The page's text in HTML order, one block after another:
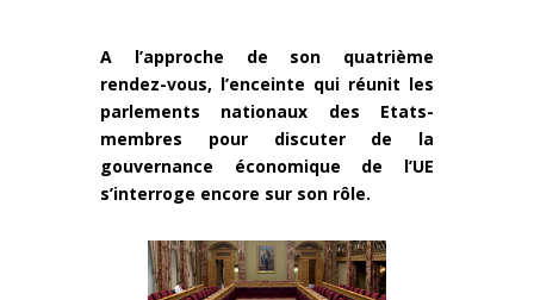
A l’approche de son quatrième
rendez-vous, l’enceinte qui réunit les
parlements nationaux des Etats-
membres pour discuter de la
gouvernance économique de l’UE
s’interroge encore sur son rôle.